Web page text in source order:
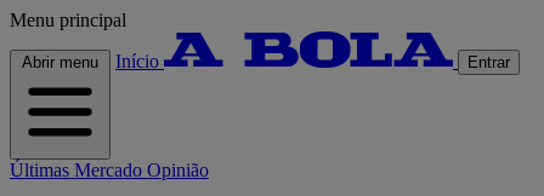
Menu principal
Abrir menu Início Entrar
Últimas Mercado Opinião